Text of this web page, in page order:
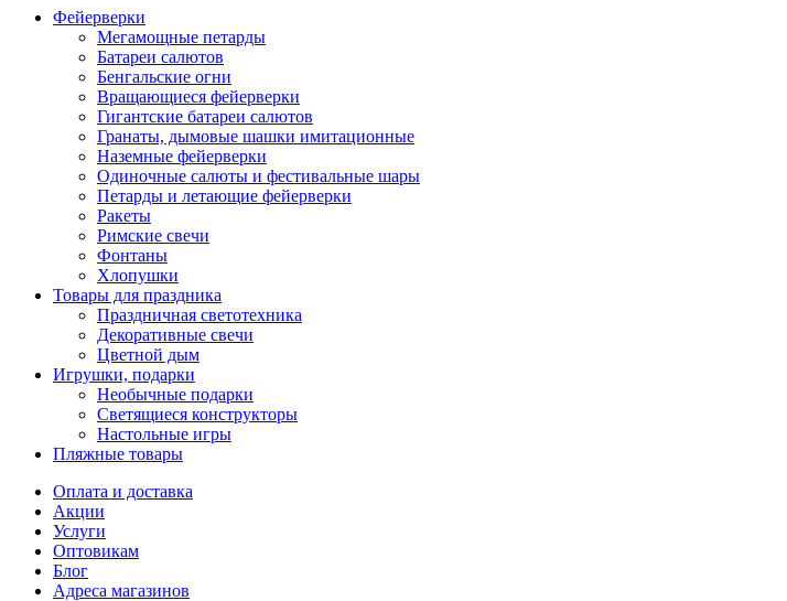
Фейерверки
Мегамощные петарды
Батареи салютов
Бенгальские огни
Вращающиеся фейерверки
Гигантские батареи салютов
Гранаты, дымовые шашки имитационные
Наземные фейерверки
Одиночные салюты и фестивальные шары
Петарды и летающие фейерверки
Ракеты
Римские свечи
Фонтаны
Хлопушки
Товары для праздника
Праздничная светотехника
Декоративные свечи
Цветной дым
Игрушки, подарки
Необычные подарки
Светящиеся конструкторы
Настольные игры
Пляжные товары
Оплата и доставка
Акции
Услуги
Оптовикам
Блог
Адреса магазинов